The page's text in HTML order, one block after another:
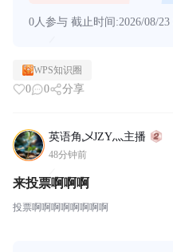
0人参与 截止时间:2026/08/23
WPS知识圈
0 0 分享
英语角乄JZY灬主播
48分钟前
来投票啊啊啊
投票啊啊啊啊啊啊啊啊